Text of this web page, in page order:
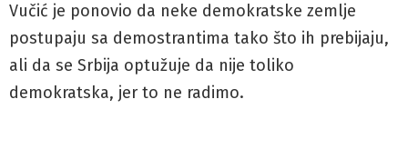
Vučić je ponovio da neke demokratske zemlje
postupaju sa demostrantima tako što ih prebijaju,
ali da se Srbija optužuje da nije toliko
demokratska, jer to ne radimo.